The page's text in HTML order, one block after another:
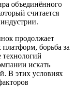
объединённого
считается
продолжает
борьба за
технологий
искать
В этих условиях